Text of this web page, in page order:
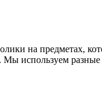
на предметах,
используем